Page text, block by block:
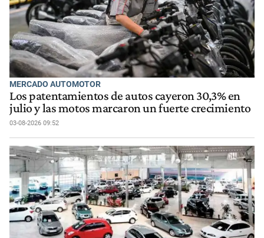
MERCADO AUTOMOTOR
Los patentamientos de autos cayeron 30,3% en
julio y las motos marcaron un fuerte crecimiento
03-08-2026 09:52